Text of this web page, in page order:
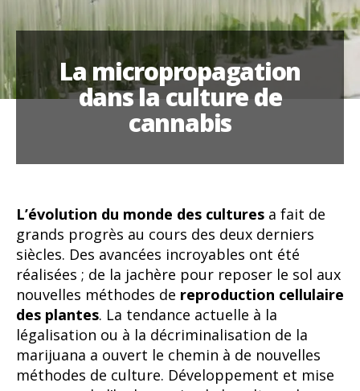
La micropropagation
dans la culture de
cannabis
L’évolution du monde des cultures a fait de
grands progrès au cours des deux derniers
siècles. Des avancées incroyables ont été
réalisées ; de la jachère pour reposer le sol aux
nouvelles méthodes de reproduction cellulaire
des plantes. La tendance actuelle à la
légalisation ou à la décriminalisation de la
marijuana a ouvert le chemin à de nouvelles
méthodes de culture. Développement et mise